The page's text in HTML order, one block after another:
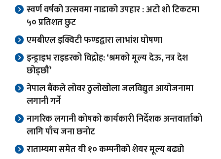
स्वर्ण वर्षको उत्सवमा नाडाको उपहार : अटो शो टिकटमा
५० प्रतिशत छुट
एमबीएल इक्विटी फण्डद्वारा लाभांश घोषणा
इन्ड्राइभ राइडरको विद्रोह: ‘श्रमको मूल्य देऊ, नत्र देश
छोड्छौं’
नेपाल बैंकले लोवर ठुलोखोला जलविद्युत आयोजनामा
लगानी गर्ने
नागरिक लगानी कोषको कार्यकारी निर्देशक अन्तवार्ताको
लागि पाँच जना छनोट
राताम्यमा समेत यी १० कम्पनीको शेयर मूल्य बढ्यो